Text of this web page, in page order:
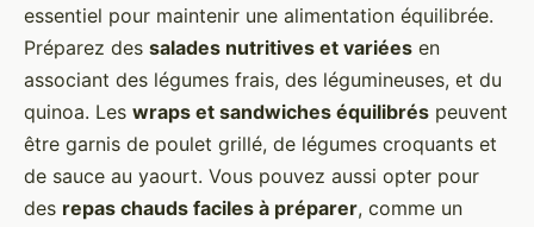
essentiel pour maintenir une alimentation équilibrée.
Préparez des salades nutritives et variées en
associant des légumes frais, des légumineuses, et du
quinoa. Les wraps et sandwiches équilibrés peuvent
être garnis de poulet grillé, de légumes croquants et
de sauce au yaourt. Vous pouvez aussi opter pour
des repas chauds faciles à préparer, comme un